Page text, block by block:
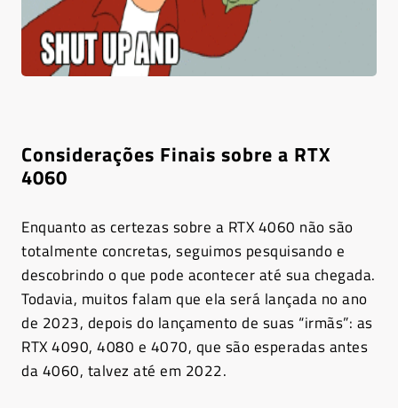
Considerações Finais sobre a RTX
4060
Enquanto as certezas sobre a RTX 4060 não são
totalmente concretas, seguimos pesquisando e
descobrindo o que pode acontecer até sua chegada.
Todavia, muitos falam que ela será lançada no ano
de 2023, depois do lançamento de suas “irmãs”: as
RTX 4090, 4080 e 4070, que são esperadas antes
da 4060, talvez até em 2022.